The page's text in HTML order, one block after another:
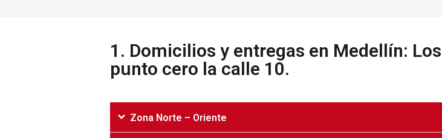
1.‌ ‌Domicilios‌ ‌y‌ ‌entregas‌ ‌en‌ ‌Medellín:‌
‌punto‌ ‌cero‌ ‌la‌ ‌calle‌ ‌10.‌
Zona Norte – Oriente